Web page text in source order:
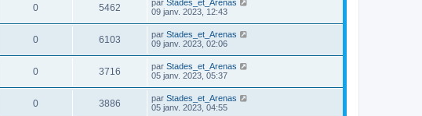
0 5462 par Stades_et_Arenas
09 janv. 2023, 12:43
0 6103 par Stades_et_Arenas
09 janv. 2023, 02:06
0 3716 par Stades_et_Arenas
05 janv. 2023, 05:37
0 3886 par Stades_et_Arenas
05 janv. 2023, 04:55